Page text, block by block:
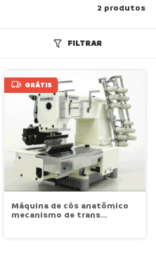
2 produtos
FILTRAR
GRÁTIS
Máquina de cós anatômico
mecanismo de trans